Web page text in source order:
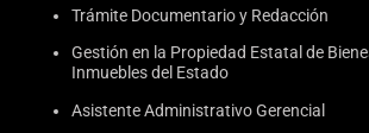
Trámite Documentario y Redacción
Gestión en la Propiedad Estatal de
Inmuebles del Estado
Asistente Administrativo Gerencial